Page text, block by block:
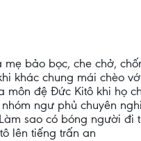
bảo bọc, che chở,
khác chung mái chèo
đệ Đức Kitô khi họ
ngư phủ chuyên
sao có bóng người đi
lên tiếng trấn an